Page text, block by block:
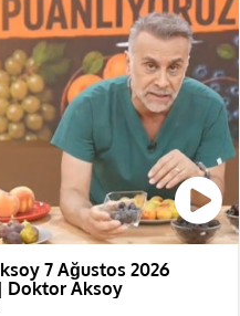
7 Ağustos 2026
| Doktor Aksoy